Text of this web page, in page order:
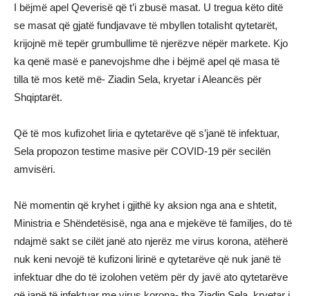
I bëjmë apel Qeverisë që t’i zbusë masat. U tregua këto ditë
se masat që gjatë fundjavave të mbyllen totalisht qytetarët,
krijojnë më tepër grumbullime të njerëzve nëpër markete. Kjo
ka qenë masë e panevojshme dhe i bëjmë apel që masa të
tilla të mos ketë më- Ziadin Sela, kryetar i Aleancës për
Shqiptarët.
Që të mos kufizohet liria e qytetarëve që s’janë të infektuar,
Sela propozon testime masive për COVID-19 për secilën
amvisëri.
Në momentin që kryhet i gjithë ky aksion nga ana e shtetit,
Ministria e Shëndetësisë, nga ana e mjekëve të familjes, do të
ndajmë sakt se cilët janë ato njerëz me virus korona, atëherë
nuk keni nevojë të kufizoni lirinë e qytetarëve që nuk janë të
infektuar dhe do të izolohen vetëm për dy javë ato qytetarëve